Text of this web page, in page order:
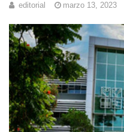
editorial marzo 13, 2023